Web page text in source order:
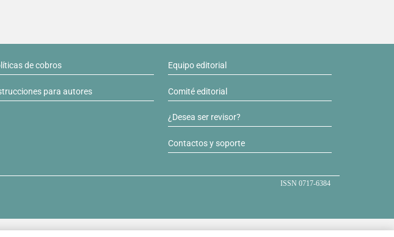
de cobros
para autores
Equipo editorial
Comité editorial
¿Desea ser revisor?
Contactos y soporte
ISSN 0717-6384